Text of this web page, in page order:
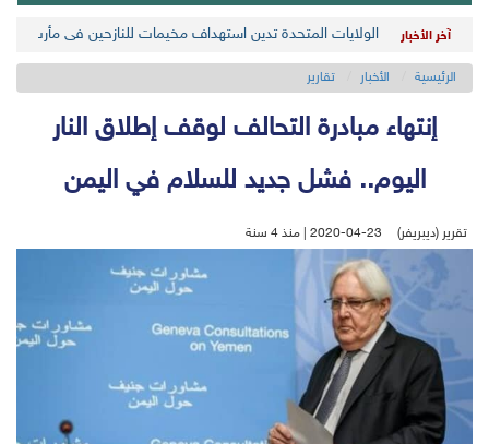
آخر الأخبار الولايات المتحدة تدين استهداف مخيمات للنازحين في مأرب
الرئيسية الأخبار تقارير
إنتهاء مبادرة التحالف لوقف إطلاق النار
اليوم.. فشل جديد للسلام في اليمن
تقرير (ديبريفر) 2020-04-23 | منذ 4 سنة